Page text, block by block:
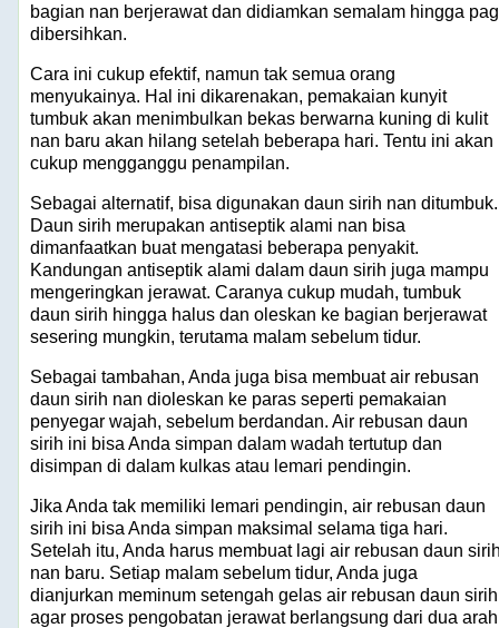
bagian nan berjerawat dan didiamkan semalam hingga
dibersihkan.
Cara ini cukup efektif, namun tak semua orang
menyukainya. Hal ini dikarenakan, pemakaian kunyit
tumbuk akan menimbulkan bekas berwarna kuning di kulit
nan baru akan hilang setelah beberapa hari. Tentu ini akan
cukup mengganggu penampilan.
Sebagai alternatif, bisa digunakan daun sirih nan ditumbuk.
Daun sirih merupakan antiseptik alami nan bisa
dimanfaatkan buat mengatasi beberapa penyakit.
Kandungan antiseptik alami dalam daun sirih juga mampu
mengeringkan jerawat. Caranya cukup mudah, tumbuk
daun sirih hingga halus dan oleskan ke bagian berjerawat
sesering mungkin, terutama malam sebelum tidur.
Sebagai tambahan, Anda juga bisa membuat air rebusan
daun sirih nan dioleskan ke paras seperti pemakaian
penyegar wajah, sebelum berdandan. Air rebusan daun
sirih ini bisa Anda simpan dalam wadah tertutup dan
disimpan di dalam kulkas atau lemari pendingin.
Jika Anda tak memiliki lemari pendingin, air rebusan daun
sirih ini bisa Anda simpan maksimal selama tiga hari.
Setelah itu, Anda harus membuat lagi air rebusan daun
nan baru. Setiap malam sebelum tidur, Anda juga
dianjurkan meminum setengah gelas air rebusan daun sirih
agar proses pengobatan jerawat berlangsung dari dua